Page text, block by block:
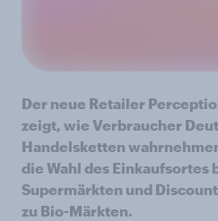
Der neue Retailer
zeigt, wie Verbraucher
Handelsketten
die Wahl des Einkaufsortes
Supermärkten und
zu Bio-Märkten.